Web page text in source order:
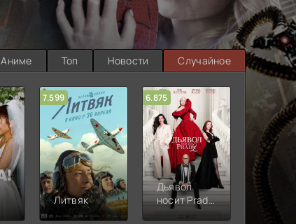
Аниме Топ Новости Случайное
7.599
Литвяк
6.875
Дьявол
носит Prada
2
6.314